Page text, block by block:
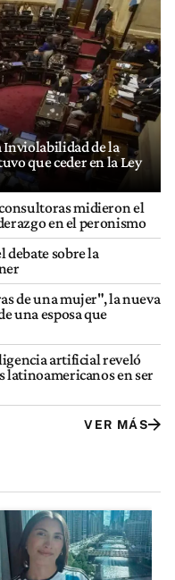
Inviolabilidad de la
que ceder en la Ley
midieron el
en el peronismo
debate sobre la
de una mujer", la nueva
una esposa que
artificial reveló
latinoamericanos en ser
VER MÁS
"El Senado dio media
artículo de tendencia con